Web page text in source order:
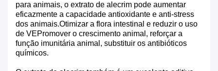
para animais, o extrato de alecrim pode aumentar
eficazmente a capacidade antioxidante e anti-stress
dos animais.Otimizar a flora intestinal e reduzir o uso
de VEPromover o crescimento animal, reforçar a
função imunitária animal, substituir os antibióticos
químicos.